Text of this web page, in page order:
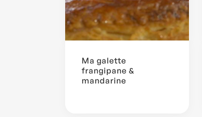
Ma galette
frangipane &
mandarine